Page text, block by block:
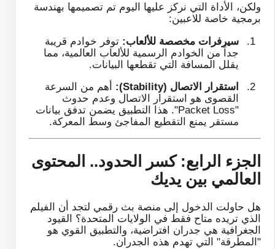
ولكن، الأداة التي نركز عليها اليوم تم تصميمها بهندسة
برمجية خاصة للاعبين:
سيرفرات مخصصة للألعاب: توفر خوادم قريبة
جداً من الخوادم الرسمية للألعاب العالمية، مما
يقلل المسافة التي تقطعها البيانات.
استقرار الاتصال (Stability):
أهم من السرعة
القصوى هو استقرار الاتصال وعدم حدوث
"Packet Loss". هذا التطبيق يضمن تدفق بيانات
مستقر يمنع التقطيع المفاجئ وسط المعركة.
الجزء الرابع: كسر الحدود.. المحتوى
العالمي بين يديك
هل حاولت الدخول إلى منصة بث رقمي لتجد أن الفيلم
الذي تريده متاح فقط في الولايات المتحدة؟ القيود
الجغرافية هي جدران افتراضية، والتطبيق القوي هو
"المطرقة" التي تهدم هذه الجدران.